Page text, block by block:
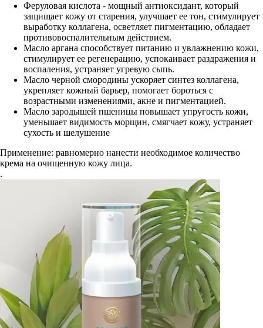
Феруловая кислота - мощный антиоксидант, который
защищает кожу от старения, улучшает ее тон, стимулирует
выработку коллагена, осветляет пигментацию, обладает
противовоспалительным действием.
Масло аргана способствует питанию и увлажнению кожи,
стимулирует ее регенерацию, успокаивает раздражения и
воспаления, устраняет угревую сыпь.
Масло черной смородины ускоряет синтез коллагена,
укрепляет кожный барьер, помогает бороться с
возрастными изменениями, акне и пигментацией.
Масло зародышей пшеницы повышает упругость кожи,
уменьшает видимость морщин, смягчает кожу, устраняет
сухость и шелушение
Применение: равномерно нанести необходимое количество
крема на очищенную кожу лица.
.